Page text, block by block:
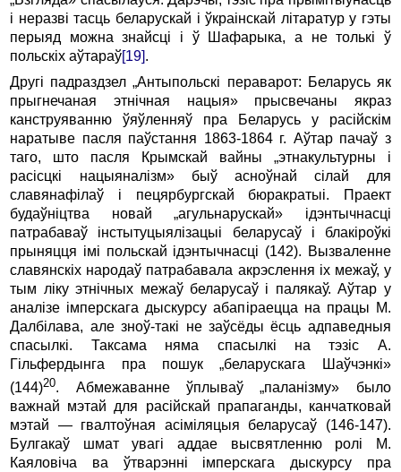
i неразві тасць беларускай i ўкраінскай літаратур у гэты
перыяд можна знайсці i ў Шафарыка, а не толькі ў
польскіх аўтараў[19].
Другі падраздзел „Антыпольскі пераварот: Беларусь як
прыгнечаная этнічная нацыя» прысвечаны якраз
канструяванню ўяўленняў пра Беларусь у расійскім
наратыве пасля паўстання 1863-1864 г. Аўтар пачаў з
таго, што пасля Крымскай вайны „этнакультурны i
расісцкі нацыяналізм» быў асноўнай сілай для
славянафілаў i пецярбургскай бюракратыі. Праект
будаўніцтва новай „агульнарускай» ідэнтычнасці
патрабаваў інстытуцыялізацыі беларусаў i блакіроўкі
прыняцця імі польскай ідэнтычнасці (142). Вызваленне
славянскіх народаў патрабавала акрэслення ix межаў, у
тым ліку этнічных межаў беларусаў i палякаў. Аўтар у
аналізе імперскага дыскурсу абапіраецца на працы М.
Далбілава, але зноў-такі не заўсёды ёсць адпаведныя
спасылкі. Таксама няма спасылкі на тэзіс А.
Гільфердынга пра пошук „беларускага Шаўчэнкі»
(144)20. Абмежаванне ўплываў „паланізму» было
важнай мэтай для расійскай прапаганды, канчатковай
мэтай — гвалтоўная асіміляцыя беларусаў (146-147).
Булгакаў шмат увагі аддае высвятленню ролі М.
Каяловіча ва ўтварэнні імперскага дыс­курсу пра